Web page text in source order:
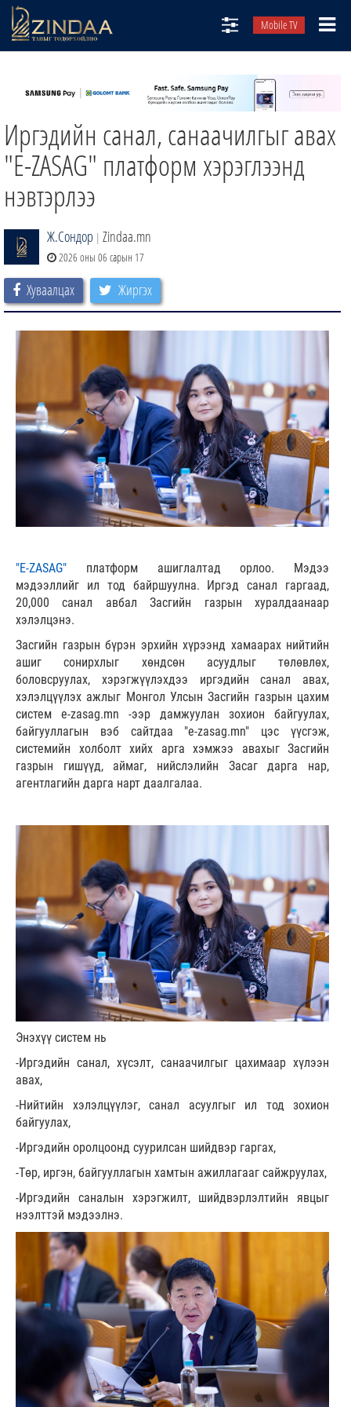
Mobile TV
ТВ8
ӨГЛӨӨНИЙ СОНИН
АУДИО ЗОХИОЛ
Иргэдийн санал, санаачилгыг авах
"E-ZASAG" платформ хэрэглээнд
нэвтэрлээ
Ж.Сондор | Zindaa.mn
2026 оны 06 сарын 17
Хуваалцах Жиргэх
"E-ZASAG" платформ ашиглалтад орлоо. Мэдээ
мэдээллийг ил тод байршуулна. Иргэд санал гаргаад,
20,000 санал авбал Засгийн газрын хуралдаанаар
хэлэлцэнэ.
Засгийн газрын бүрэн эрхийн хүрээнд хамаарах нийтийн
ашиг сонирхлыг хөндсөн асуудлыг төлөвлөх,
боловсруулах, хэрэгжүүлэхдээ иргэдийн санал авах,
хэлэлцүүлэх ажлыг Монгол Улсын Засгийн газрын цахим
систем e-zasag.mn -ээр дамжуулан зохион байгуулах,
байгууллагын вэб сайтдаа "e-zasag.mn" цэс үүсгэж,
системийн холболт хийх арга хэмжээ авахыг Засгийн
газрын гишүүд, аймаг, нийслэлийн Засаг дарга нар,
агентлагийн дарга нарт даалгалаа.
Энэхүү систем нь
-Иргэдийн санал, хүсэлт, санаачилгыг цахимаар хүлээн
авах,
-Нийтийн хэлэлцүүлэг, санал асуулгыг ил тод зохион
байгуулах,
-Иргэдийн оролцоонд суурилсан шийдвэр гаргах,
-Төр, иргэн, байгууллагын хамтын ажиллагааг сайжруулах,
-Иргэдийн саналын хэрэгжилт, шийдвэрлэлтийн явцыг
нээлттэй мэдээлнэ.